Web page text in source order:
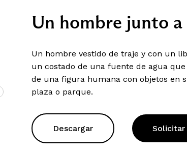
Un hombre junto
Un hombre vestido de traje y con un
un costado de una fuente de agua
de una figura humana con objetos en
plaza o parque.
Descargar Solicitar